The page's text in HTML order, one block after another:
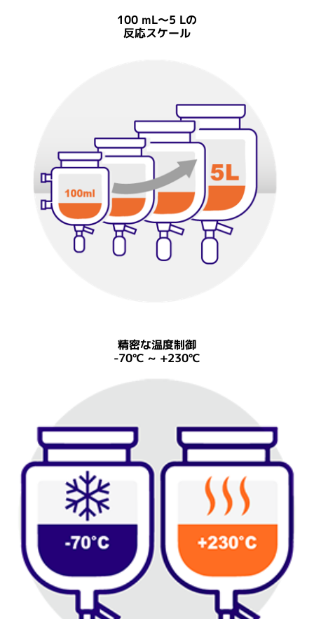
100 mL～5 Lの
反応スケール
精密な温度制御
-70℃ ~ +230℃